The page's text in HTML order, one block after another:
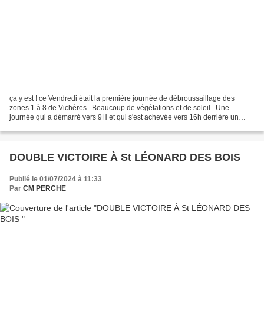
ça y est ! ce Vendredi était la première journée de débroussaillage des
zones 1 à 8 de Vichères . Beaucoup de végétations et de soleil . Une
journée qui a démarré vers 9H et qui s'est achevée vers 16h derrière un
DOUBLE VICTOIRE À St LÉONARD DES BOIS
Publié le 01/07/2024 à 11:33
Par CM PERCHE